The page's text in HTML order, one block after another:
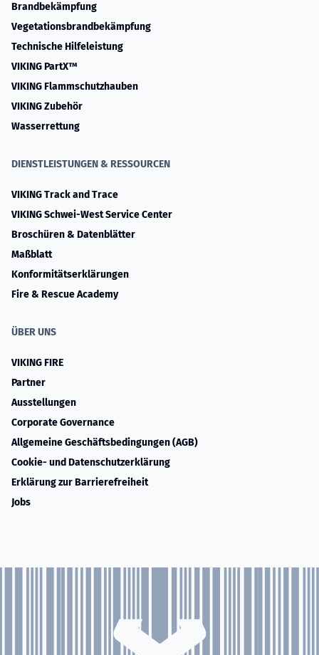
Brandbekämpfung
Vegetationsbrandbekämpfung
Technische Hilfeleistung
VIKING PartX™
VIKING Flammschutzhauben
VIKING Zubehör
Wasserrettung
DIENSTLEISTUNGEN & RESSOURCEN
VIKING Track and Trace
VIKING Schwei-West Service Center
Broschüren & Datenblätter
Maßblatt
Konformitätserklärungen
Fire & Rescue Academy
ÜBER UNS
VIKING FIRE
Partner
Ausstellungen
Corporate Governance
Allgemeine Geschäftsbedingungen (AGB)
Cookie- und Datenschutzerklärung
Erklärung zur Barrierefreiheit
Jobs